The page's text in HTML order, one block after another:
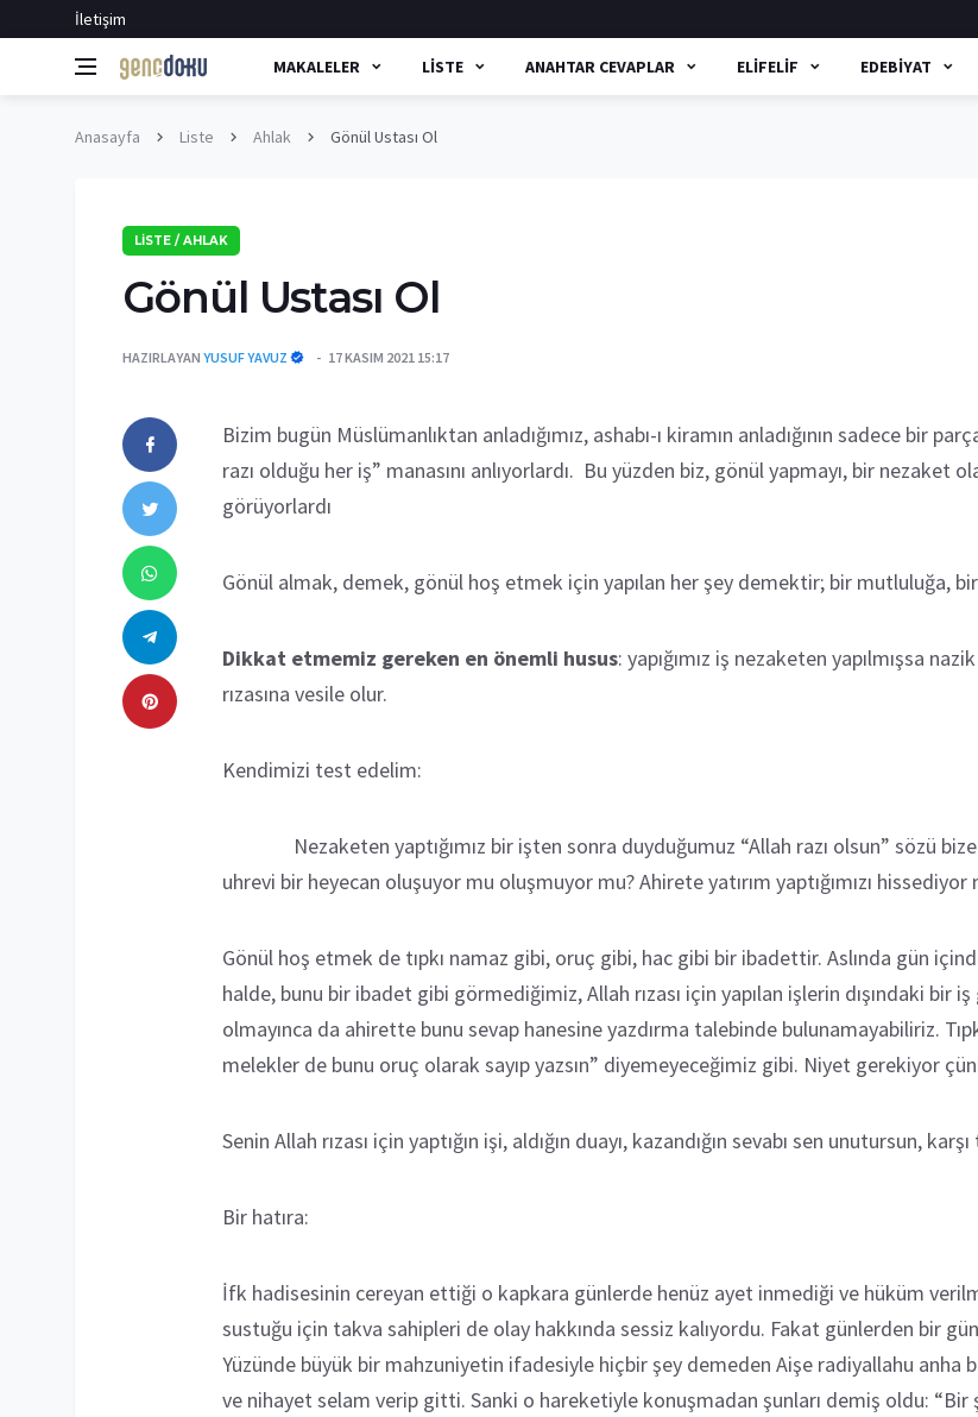
İletişim
MAKALELER LISTE ANAHTAR CEVAPLAR ELIFELIF EDEBIYAT
Anasayfa Liste Ahlak Gönül Ustası Ol
LISTE / AHLAK
Gönül Ustası Ol
HAZIRLAYAN YUSUF YAVUZ 17 KASIM 2021 15:17
Bizim bugün Müslümanlıktan anladığımız, ashabı-ı kiramın anladığının sadece bir
razı olduğu her iş” manasını anlıyorlardı. Bu yüzden biz, gönül yapmayı, bir nezaket
görüyorlardı
Gönül almak, demek, gönül hoş etmek için yapılan her şey demektir; bir mutluluğa,
Dikkat etmemiz gereken en önemli husus: yapığımız iş nezaketen yapılmışsa
rızasına vesile olur.
Kendimizi test edelim:
Nezaketen yaptığımız bir işten sonra duyduğumuz “Allah razı olsun” sözü bize
uhrevi bir heyecan oluşuyor mu oluşmuyor mu? Ahirete yatırım yaptığımızı
Gönül hoş etmek de tıpkı namaz gibi, oruç gibi, hac gibi bir ibadettir. Aslında gün
halde, bunu bir ibadet gibi görmediğimiz, Allah rızası için yapılan işlerin dışındaki bir
olmayınca da ahirette bunu sevap hanesine yazdırma talebinde bulunamayabiliriz.
melekler de bunu oruç olarak sayıp yazsın” diyemeyeceğimiz gibi. Niyet gerekiyor
Senin Allah rızası için yaptığın işi, aldığın duayı, kazandığın sevabı sen unutursun,
Bir hatıra:
İfk hadisesinin cereyan ettiği o kapkara günlerde henüz ayet inmediği ve hüküm
sustuğu için takva sahipleri de olay hakkında sessiz kalıyordu. Fakat günlerden bir
Yüzünde büyük bir mahzuniyetin ifadesiyle hiçbir şey demeden Aişe radiyallahu anha
ve nihayet selam verip gitti. Sanki o hareketiyle konuşmadan şunları demiş oldu: